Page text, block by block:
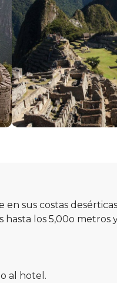
sus costas
los 5,00o
al hotel.